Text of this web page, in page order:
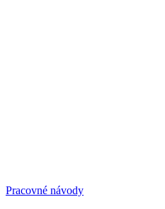
Pracovné návody